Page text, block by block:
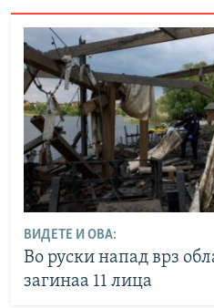
ВИДЕТЕ И ОВА:
Во руски напад врз
загинаа 11 лица